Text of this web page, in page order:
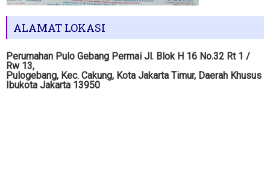
ALAMAT LOKASI
Perumahan Pulo Gebang Permai Jl. Blok H 16 No.32 Rt 1 /
Rw 13,
Pulogebang, Kec. Cakung, Kota Jakarta Timur, Daerah Khusus
Ibukota Jakarta 13950